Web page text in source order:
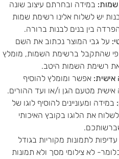
במידה ובחרתם עיצוב שונה
יש לשלוח אלינו רשימת שמות
בין בנים לבנות ברורה.
על גבי המוצר נכתוב את השם
שהתקבל ברשימת השמות, מומלץ
רשימת השמות היטב.
אפשר ומומלץ להוסיף
מטעם הגן ו/או ועד ההורים.
במידה ומעוניינים להוסיף לוגו של
את הלוגו בקובץ האיכותי
עדיפות לתמונות מקוריות בגודל
לא צילומי מסך ולא תמונות